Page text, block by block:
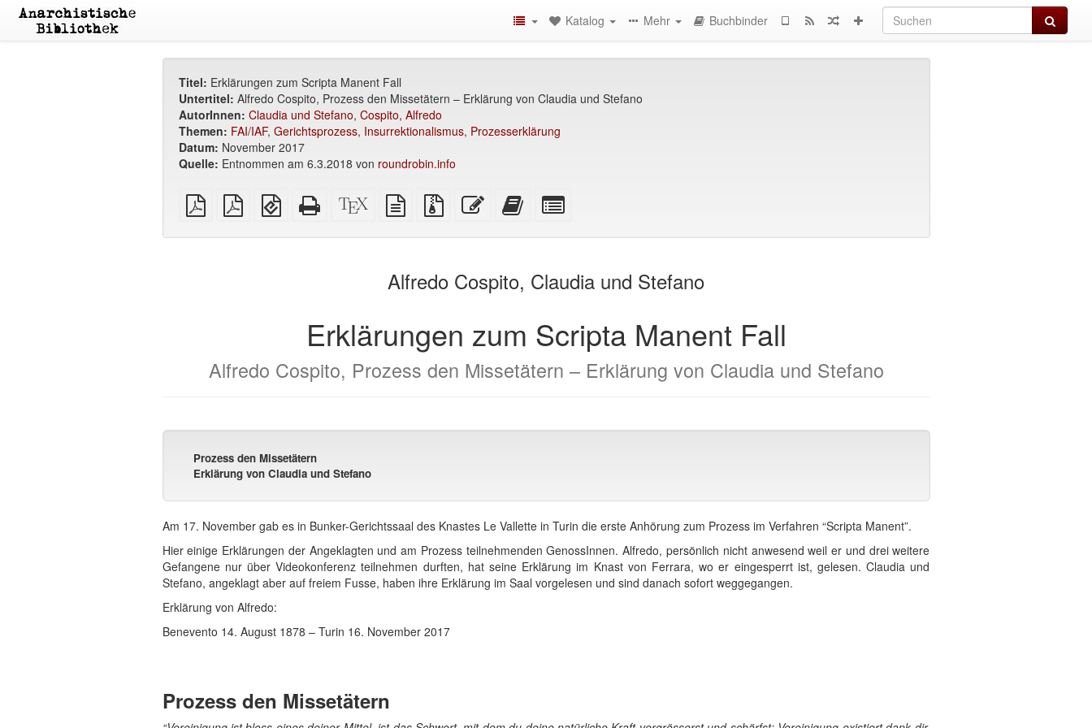
Suchen
Katalog Mehr Buchbinder
Titel: Erklärungen zum Scripta Manent Fall
Untertitel: Alfredo Cospito, Prozess den Missetätern – Erklärung von Claudia und Stefano
AutorInnen: Claudia und Stefano, Cospito, Alfredo
Themen: FAI/IAF, Gerichtsprozess, Insurrektionalismus, Prozesserklärung
Datum: November 2017
Quelle: Entnommen am 6.3.2018 von roundrobin.info
reines
PDF
A4
Broschüren
EPUB
(für
Reines
HTML
XeLaTex
Quelle
reine
Textquelle
Quellendatei
mit
Diesen
Text
Füge
diesen
hinzu
bookbuilder
Alfredo Cospito, Claudia und Stefano
Erklärungen zum Scripta Manent Fall
Alfredo Cospito, Prozess den Missetätern – Erklärung von Claudia und Stefano
Prozess den Missetätern
Erklärung von Claudia und Stefano
Am 17. November gab es in Bunker-Gerichtssaal des Knastes Le Vallette in Turin die erste Anhörung zum Prozess im Verfahren “Scripta Manent”.
Hier einige Erklärungen der Angeklagten und am Prozess teilnehmenden GenossInnen. Alfredo, persönlich nicht anwesend weil er und drei weitere
Gefangene nur über Videokonferenz teilnehmen durften, hat seine Erklärung im Knast von Ferrara, wo er eingesperrt ist, gelesen. Claudia und
Stefano, angeklagt aber auf freiem Fusse, haben ihre Erklärung im Saal vorgelesen und sind danach sofort weggegangen.
Erklärung von Alfredo:
Benevento 14. August 1878 – Turin 16. November 2017
Prozess den Missetätern